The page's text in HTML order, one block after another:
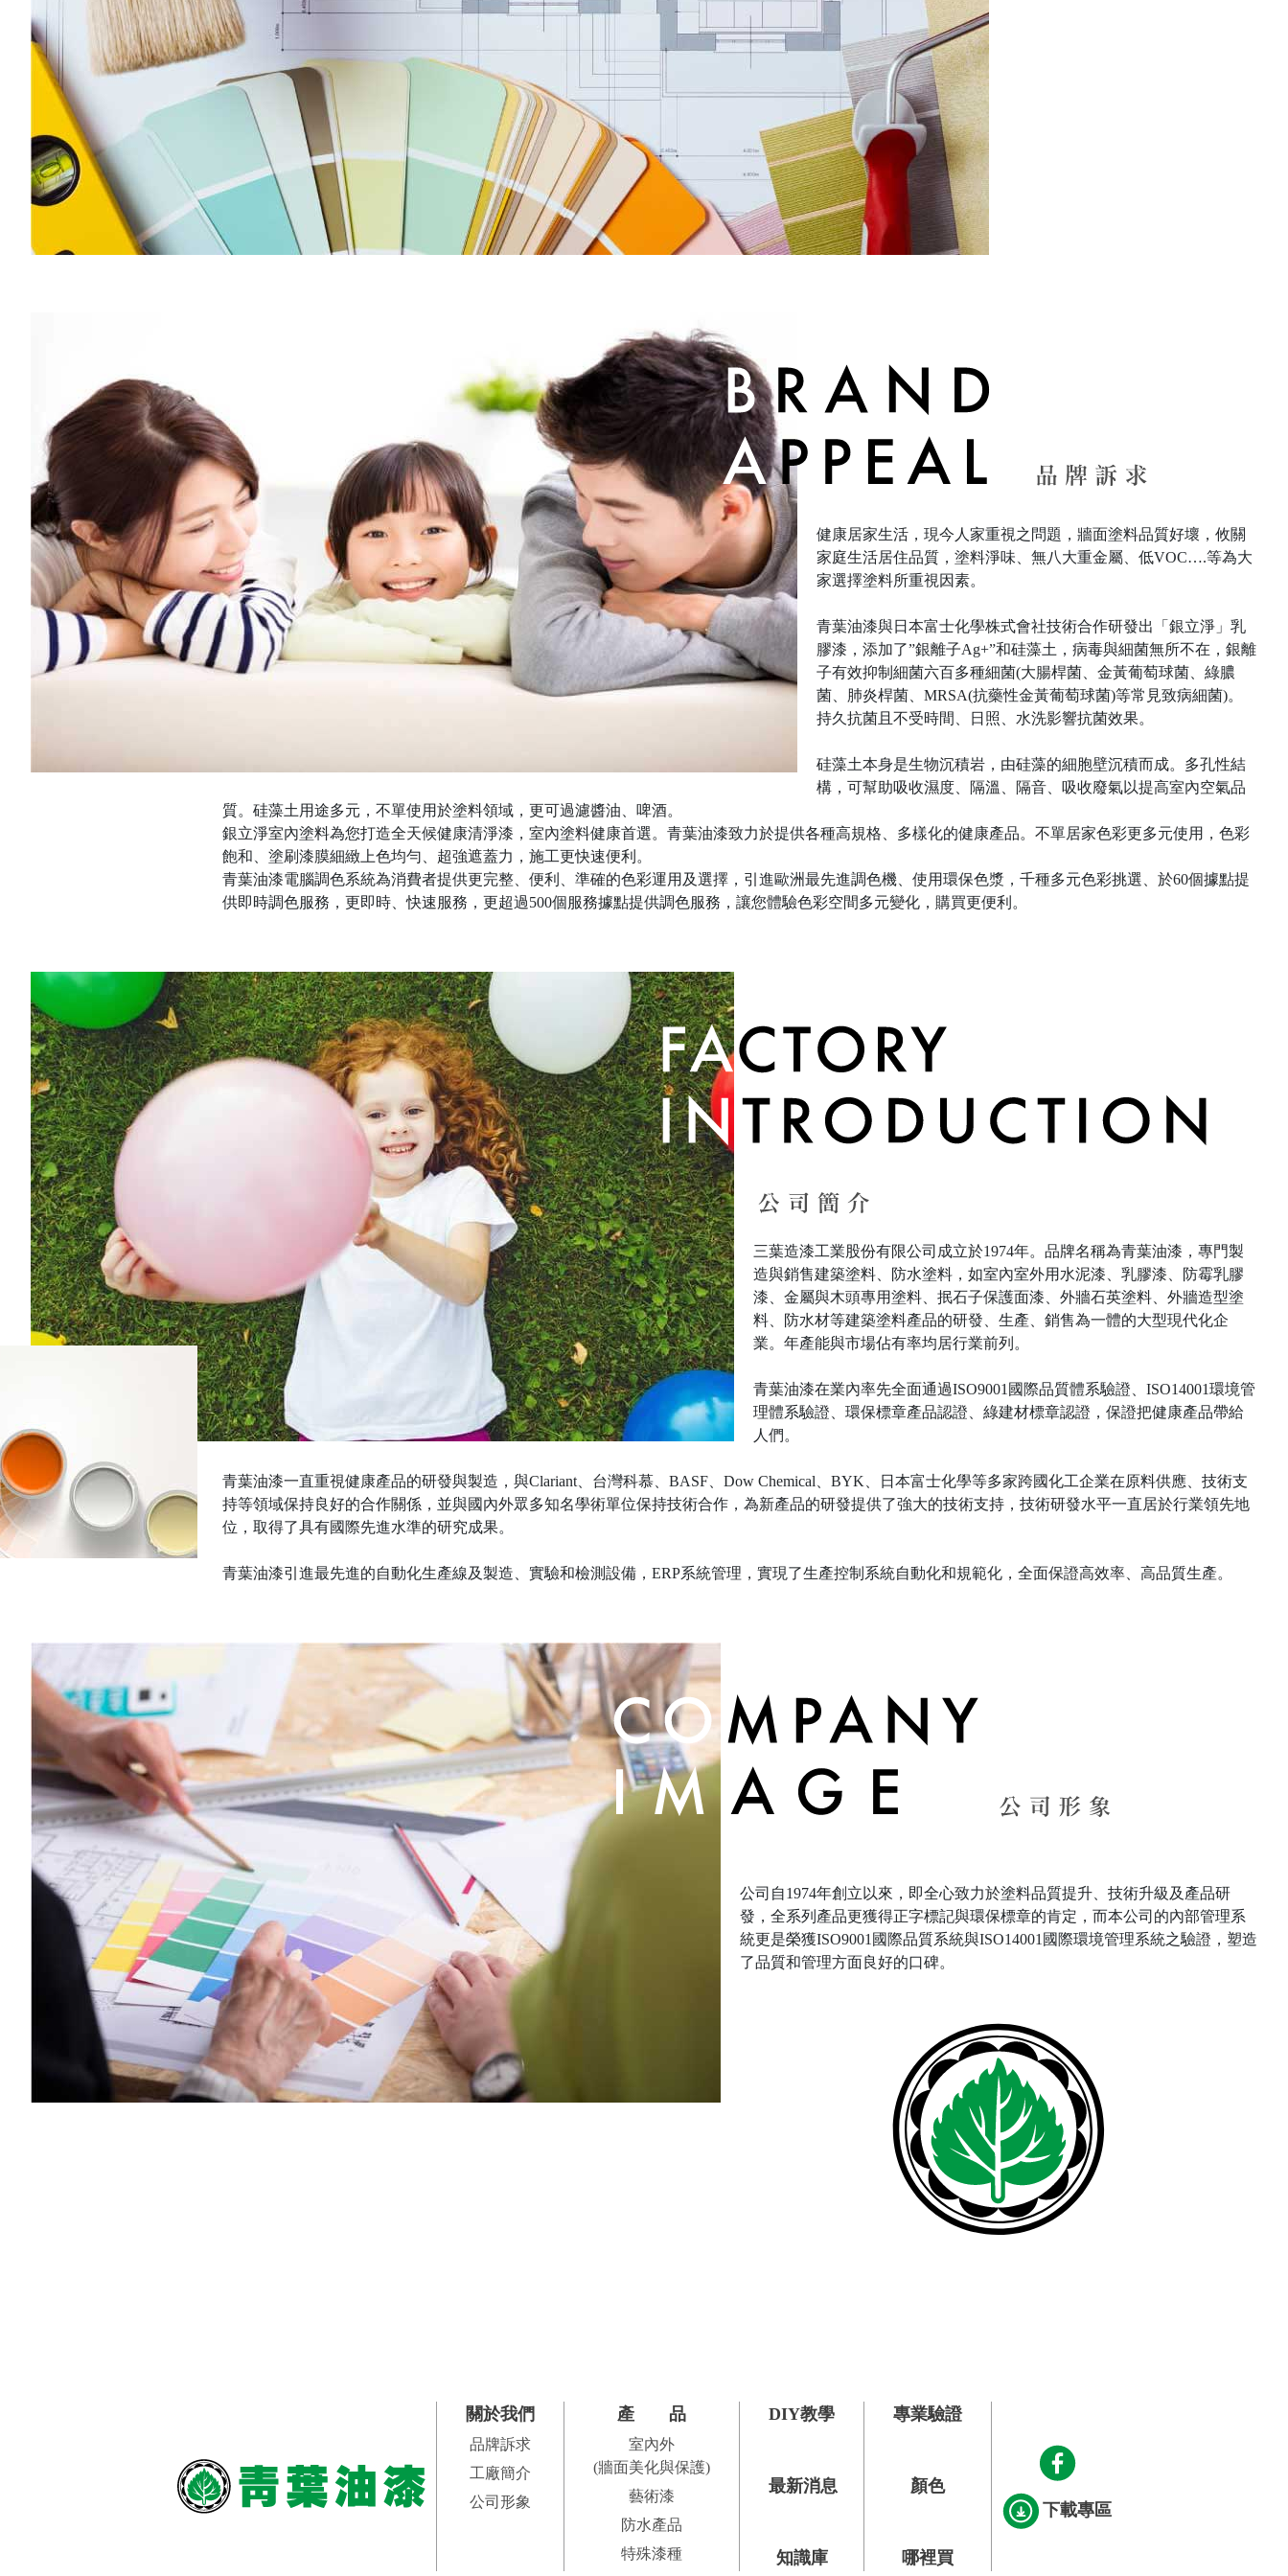
健康居家生活，現今人家重視之問題，牆面塗料品質好壞，攸關
家庭生活居住品質，塗料淨味、無八大重金屬、低VOC….等為大
家選擇塗料所重視因素。
青葉油漆與日本富士化學株式會社技術合作研發出「銀立淨」乳
膠漆，添加了”銀離子Ag+”和硅藻土，病毒與細菌無所不在，銀離
子有效抑制細菌六百多種細菌(大腸桿菌、金黃葡萄球菌、綠膿
菌、肺炎桿菌、MRSA(抗藥性金黃葡萄球菌)等常見致病細菌)。
持久抗菌且不受時間、日照、水洗影響抗菌效果。
硅藻土本身是生物沉積岩，由硅藻的細胞壁沉積而成。多孔性結
構，可幫助吸收濕度、隔溫、隔音、吸收廢氣以提高室內空氣品
質。硅藻土用途多元，不單使用於塗料領域，更可過濾醬油、啤酒。
銀立淨室內塗料為您打造全天候健康清淨漆，室內塗料健康首選。青葉油漆致力於提供各種高規格、多樣化的健康產品。不單居家色彩更多元使用，色彩
飽和、塗刷漆膜細緻上色均勻、超強遮蓋力，施工更快速便利。
青葉油漆電腦調色系統為消費者提供更完整、便利、準確的色彩運用及選擇，引進歐洲最先進調色機、使用環保色漿，千種多元色彩挑選、於60個據點提
供即時調色服務，更即時、快速服務，更超過500個服務據點提供調色服務，讓您體驗色彩空間多元變化，購買更便利。
三葉造漆工業股份有限公司成立於1974年。品牌名稱為青葉油漆，專門製
造與銷售建築塗料、防水塗料，如室內室外用水泥漆、乳膠漆、防霉乳膠
漆、金屬與木頭專用塗料、抿石子保護面漆、外牆石英塗料、外牆造型塗
料、防水材等建築塗料產品的研發、生產、銷售為一體的大型現代化企
業。年產能與市場佔有率均居行業前列。
青葉油漆在業內率先全面通過ISO9001國際品質體系驗證、ISO14001環境管
理體系驗證、環保標章產品認證、綠建材標章認證，保證把健康產品帶給
人們。
青葉油漆一直重視健康產品的研發與製造，與Clariant、台灣科慕、BASF、Dow Chemical、BYK、日本富士化學等多家跨國化工企業在原料供應、技術支
持等領域保持良好的合作關係，並與國內外眾多知名學術單位保持技術合作，為新產品的研發提供了強大的技術支持，技術研發水平一直居於行業領先地
位，取得了具有國際先進水準的研究成果。
青葉油漆引進最先進的自動化生產線及製造、實驗和檢測設備，ERP系統管理，實現了生產控制系統自動化和規範化，全面保證高效率、高品質生產。
公司自1974年創立以來，即全心致力於塗料品質提升、技術升級及產品研
發，全系列產品更獲得正字標記與環保標章的肯定，而本公司的內部管理系
統更是榮獲ISO9001國際品質系統與ISO14001國際環境管理系統之驗證，塑造
了品質和管理方面良好的口碑。
關於我們
品牌訴求
工廠簡介
公司形象
產品
室內外
(牆面美化與保護)
藝術漆
防水產品
特殊漆種
DIY教學
最新消息
知識庫
專業驗證
顏色
哪裡買
下載專區